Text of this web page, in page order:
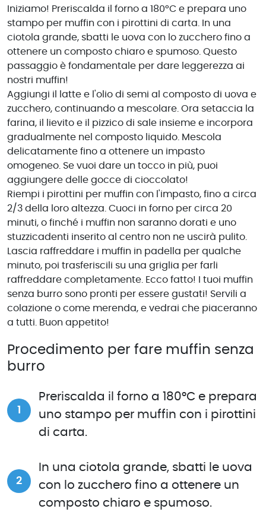
Iniziamo! Preriscalda il forno a 180°C e prepara uno
stampo per muffin con i pirottini di carta. In una
ciotola grande, sbatti le uova con lo zucchero fino a
ottenere un composto chiaro e spumoso. Questo
passaggio è fondamentale per dare leggerezza ai
nostri muffin!
Aggiungi il latte e l'olio di semi al composto di uova e
zucchero, continuando a mescolare. Ora setaccia la
farina, il lievito e il pizzico di sale insieme e incorpora
gradualmente nel composto liquido. Mescola
delicatamente fino a ottenere un impasto
omogeneo. Se vuoi dare un tocco in più, puoi
aggiungere delle gocce di cioccolato!
Riempi i pirottini per muffin con l'impasto, fino a circa
2/3 della loro altezza. Cuoci in forno per circa 20
minuti, o finché i muffin non saranno dorati e uno
stuzzicadenti inserito al centro non ne uscirà pulito.
Lascia raffreddare i muffin in padella per qualche
minuto, poi trasferiscili su una griglia per farli
raffreddare completamente. Ecco fatto! I tuoi muffin
senza burro sono pronti per essere gustati! Servili a
colazione o come merenda, e vedrai che piaceranno
a tutti. Buon appetito!
Procedimento per fare muffin senza
burro
Preriscalda il forno a 180°C e prepara
uno stampo per muffin con i pirottini
di carta.
In una ciotola grande, sbatti le uova
con lo zucchero fino a ottenere un
composto chiaro e spumoso.